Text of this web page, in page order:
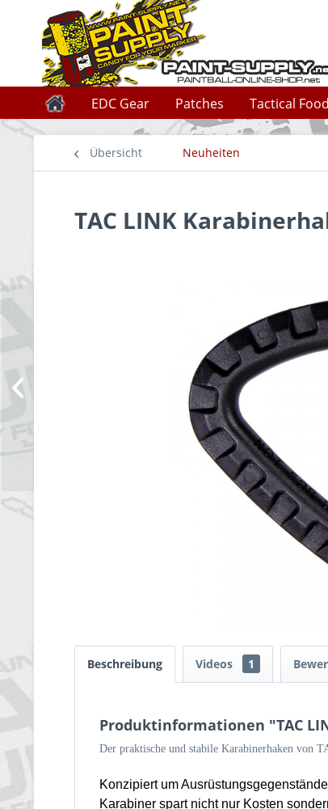
EDC Gear Patches Tactical
Übersicht Neuheiten
TAC LINK
Beschreibung Videos 1
Produktinformationen "TAC
Der praktische und stabile Karabinerhaken von
Konzipiert um
Karabiner spart nicht nur Kosten